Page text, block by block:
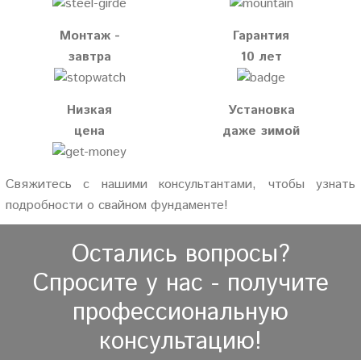
Монтаж -
завтра
Гарантия
10 лет
Низкая
цена
Установка
даже зимой
Свяжитесь с нашими консультантами, чтобы узнать
подробности о свайном фундаменте!
Остались вопросы?
Спросите у нас - получите
профессиональную
консультацию!